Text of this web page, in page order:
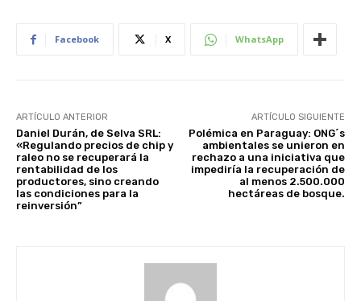
Facebook X WhatsApp
ARTÍCULO ANTERIOR
Daniel Durán, de Selva SRL:
«Regulando precios de chip y
raleo no se recuperará la
rentabilidad de los
productores, sino creando
las condiciones para la
reinversión”
ARTÍCULO SIGUIENTE
Polémica en Paraguay: ONG´s
ambientales se unieron en
rechazo a una iniciativa que
impediría la recuperación de
al menos 2.500.000
hectáreas de bosque.